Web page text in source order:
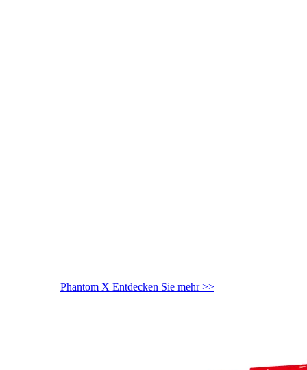
Phantom X Entdecken Sie mehr >>